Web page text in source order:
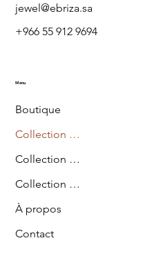
jewel@ebriza.sa
+966 55 912 9694
Menu
Boutique
Collection Diriyah
Collection Sharma
Collection Najd
À propos
Contact